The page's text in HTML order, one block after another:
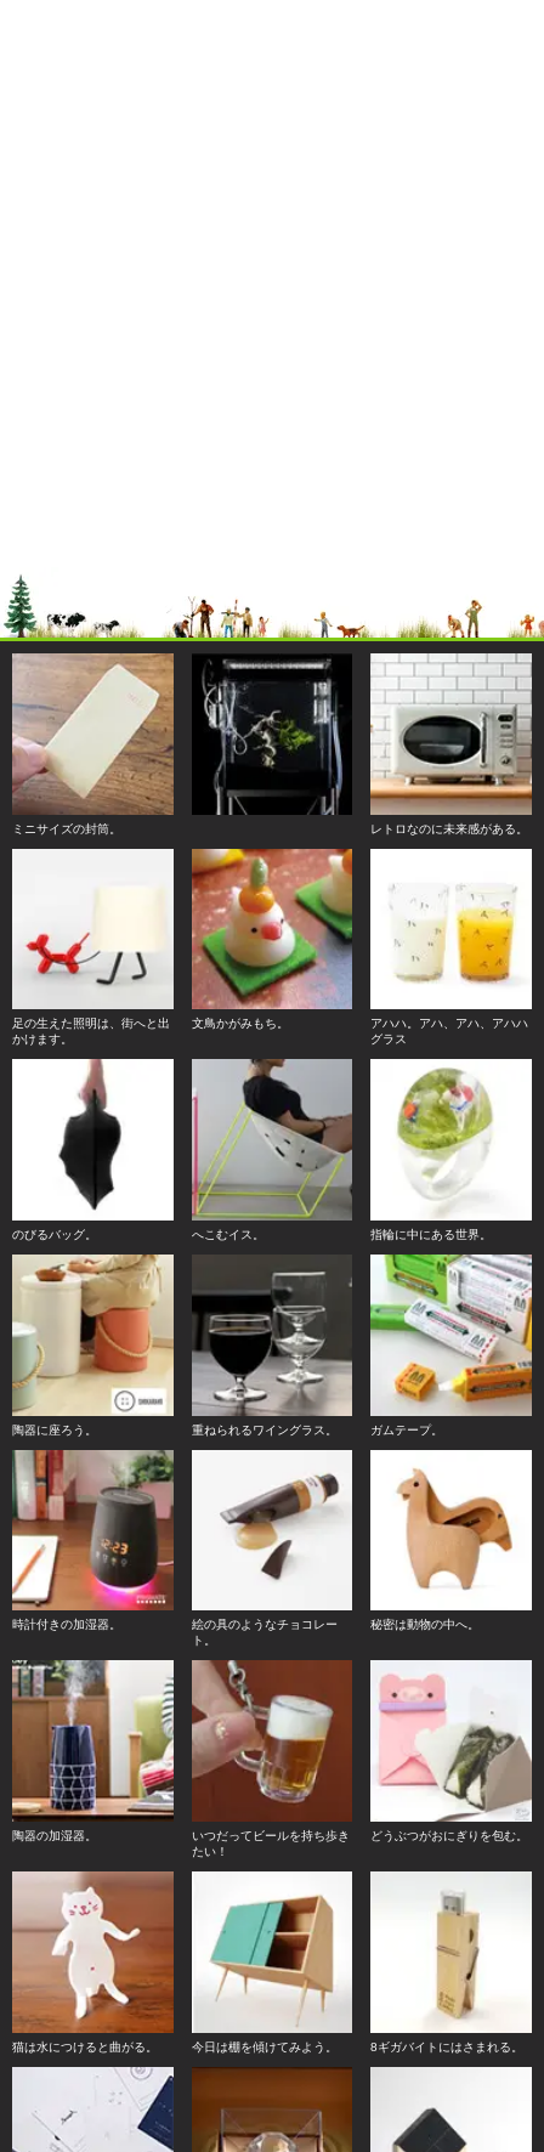
ミニサイズの封筒。 レトロなのに未来感がある。
足の生えた照明は、街へと出
かけます。
文鳥かがみもち。
アハハ。アハ、アハ、アハハ
グラス
のびるバッグ。 へこむイス。 指輪に中にある世界。
陶器に座ろう。 重ねられるワイングラス。 ガムテープ。
時計付きの加湿器。
絵の具のようなチョコレー
ト。
秘密は動物の中へ。
陶器の加湿器。
いつだってビールを持ち歩き
たい！
どうぶつがおにぎりを包む。
猫は水につけると曲がる。 今日は棚を傾けてみよう。 8ギガバイトにはさまれる。